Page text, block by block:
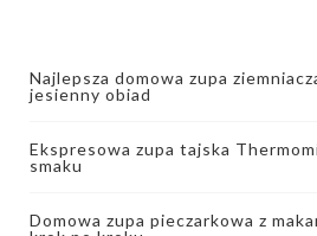
Najlepsza domowa zupa
jesienny obiad
Ekspresowa zupa tajska
smaku
Domowa zupa pieczarkowa z